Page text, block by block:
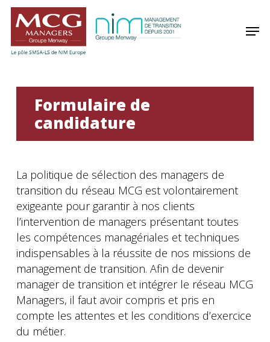
Skip
main
content
Formulaire de
candidature
La politique de sélection des managers de
transition du réseau MCG est volontairement
exigeante pour garantir à nos clients
l’intervention de managers présentant toutes
les compétences managériales et techniques
indispensables à la réussite de nos missions de
management de transition. Afin de devenir
manager de transition et intégrer le réseau MCG
Managers, il faut avoir compris et pris en
compte les attentes et les conditions d’exercice
du métier.
Panneau de gestion des cookies